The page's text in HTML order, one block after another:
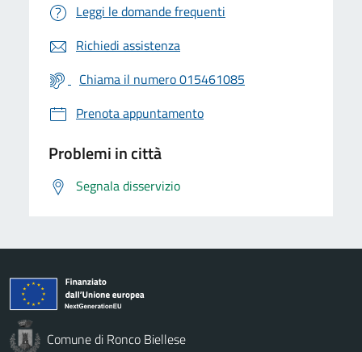
Leggi le domande frequenti
Richiedi assistenza
Chiama il numero 015461085
Prenota appuntamento
Problemi in città
Segnala disservizio
Comune di Ronco Biellese